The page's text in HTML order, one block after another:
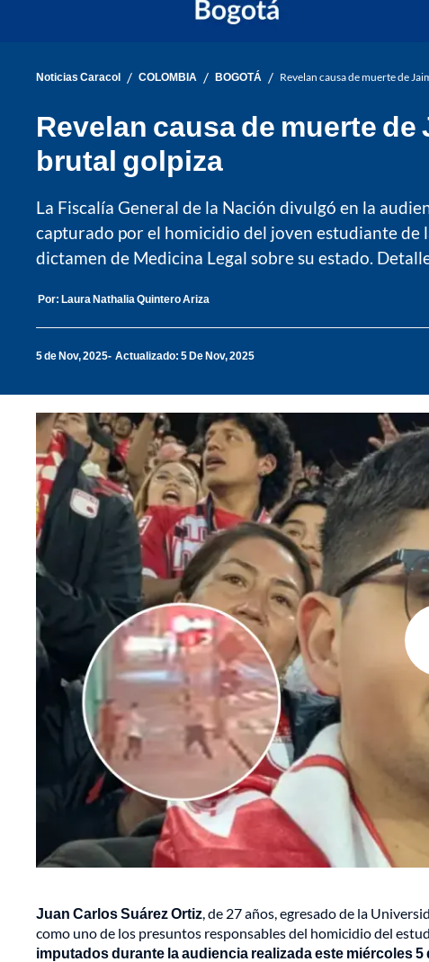
Noticias Caracol / COLOMBIA / BOGOTÁ / Revelan causa de muerte de
Revelan causa de muerte
brutal golpiza
La Fiscalía General de la Nación divulgó en la
capturado por el homicidio del joven estudiante de
dictamen de Medicina Legal sobre su estado.
Por: Laura Nathalia Quintero Ariza
5 de Nov, 2025 Actualizado: 5 De Nov, 2025
Juan Carlos Suárez Ortiz, de 27 años, egresado de la
como uno de los presuntos responsables del homicidio del
imputados durante la audiencia realizada este miércoles 5